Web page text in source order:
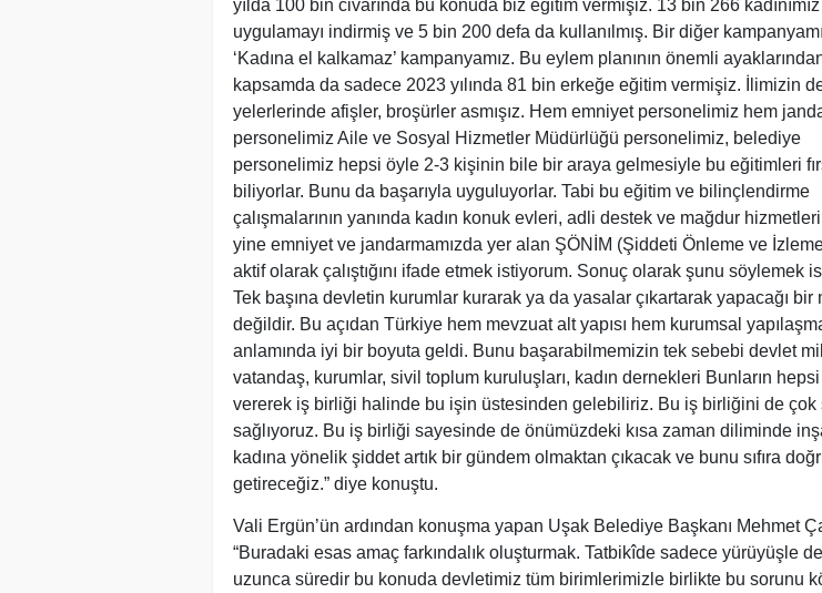
yılda 100 bin civarında bu konuda biz eğitim vermişiz. 13 bin 266
uygulamayı indirmiş ve 5 bin 200 defa da kullanılmış. Bir diğer
‘Kadına el kalkamaz’ kampanyamız. Bu eylem planının önemli
kapsamda da sadece 2023 yılında 81 bin erkeğe eğitim vermişiz. İlimizin
yelerlerinde afişler, broşürler asmışız. Hem emniyet personelimiz hem
personelimiz Aile ve Sosyal Hizmetler Müdürlüğü personelimiz, belediye
personelimiz hepsi öyle 2-3 kişinin bile bir araya gelmesiyle bu eğitimleri
biliyorlar. Bunu da başarıyla uyguluyorlar. Tabi bu eğitim ve bilinçlendirme
çalışmalarının yanında kadın konuk evleri, adli destek ve mağdur
yine emniyet ve jandarmamızda yer alan ŞÖNİM (Şiddeti Önleme ve
aktif olarak çalıştığını ifade etmek istiyorum. Sonuç olarak şunu söylemek
Tek başına devletin kurumlar kurarak ya da yasalar çıkartarak yapacağı bir
değildir. Bu açıdan Türkiye hem mevzuat alt yapısı hem kurumsal
anlamında iyi bir boyuta geldi. Bunu başarabilmemizin tek sebebi devlet
vatandaş, kurumlar, sivil toplum kuruluşları, kadın dernekleri Bunların
vererek iş birliği halinde bu işin üstesinden gelebiliriz. Bu iş birliğini de çok
sağlıyoruz. Bu iş birliği sayesinde de önümüzdeki kısa zaman diliminde
kadına yönelik şiddet artık bir gündem olmaktan çıkacak ve bunu sıfıra
getireceğiz.” diye konuştu.
Vali Ergün’ün ardından konuşma yapan Uşak Belediye Başkanı Mehmet
“Buradaki esas amaç farkındalık oluşturmak. Tatbikîde sadece yürüyüşle
uzunca süredir bu konuda devletimiz tüm birimlerimizle birlikte bu sorunu